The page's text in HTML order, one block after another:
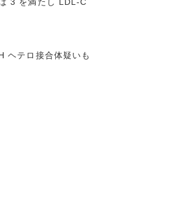
ヘテロ接合体疑いも